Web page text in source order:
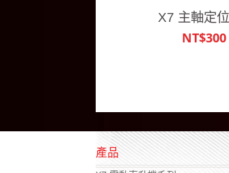
X7 主軸定
NT$300
產品